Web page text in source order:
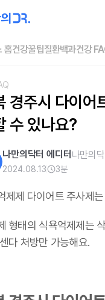
홈건강꿀팁질환백과건강
경주시 다이어
수 있나요?
나만의닥터 에디터 나만의
2024.08.13 3분
제제 다이어트 주사제
형태의 식욕억제제는
다 처방만 가능해요.